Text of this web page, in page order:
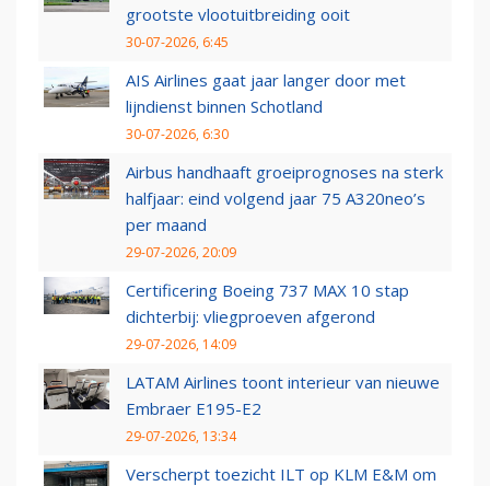
grootste vlootuitbreiding ooit
30-07-2026, 6:45
AIS Airlines gaat jaar langer door met
lijndienst binnen Schotland
30-07-2026, 6:30
Airbus handhaaft groeiprognoses na sterk
halfjaar: eind volgend jaar 75 A320neo’s
per maand
29-07-2026, 20:09
Certificering Boeing 737 MAX 10 stap
dichterbij: vliegproeven afgerond
29-07-2026, 14:09
LATAM Airlines toont interieur van nieuwe
Embraer E195-E2
29-07-2026, 13:34
Verscherpt toezicht ILT op KLM E&M om